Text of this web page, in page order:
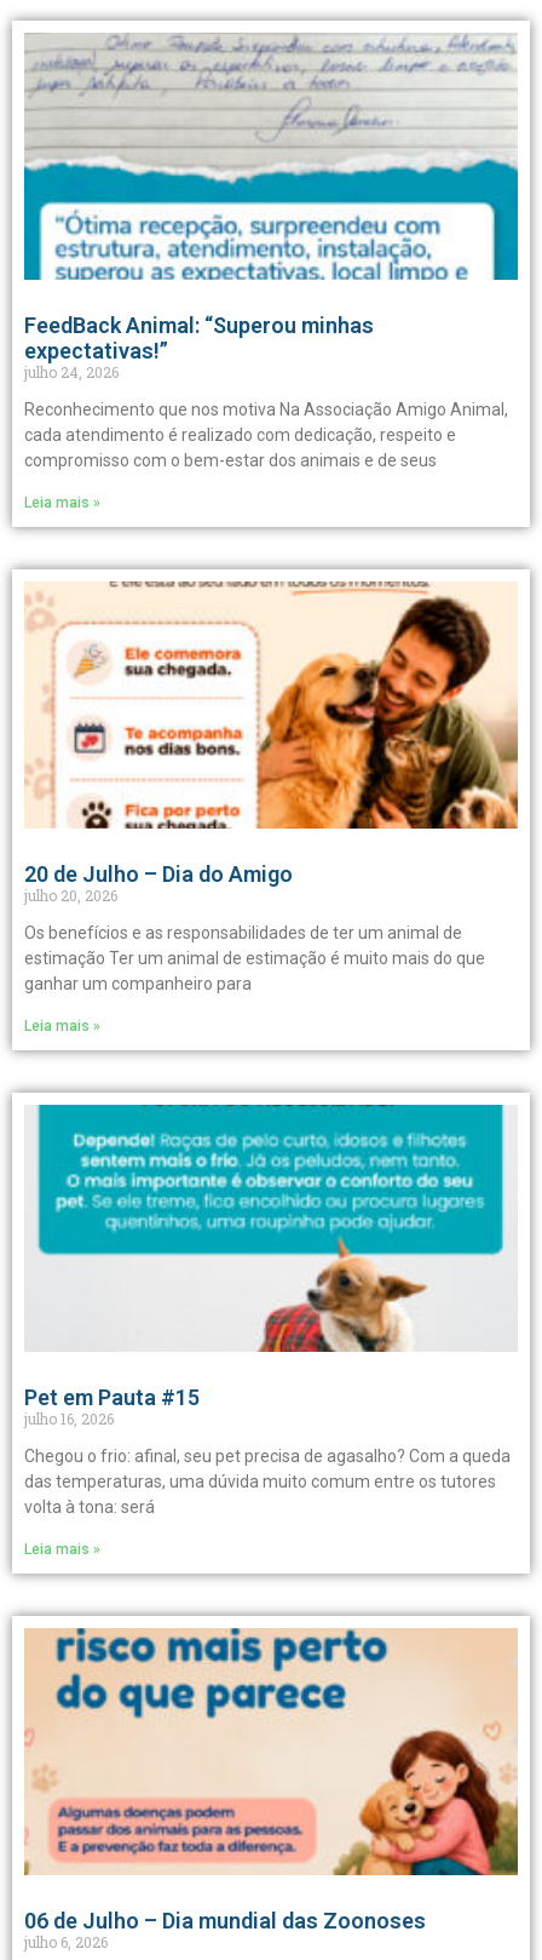
FeedBack Animal: “Superou minhas
expectativas!”
julho 24, 2026
Reconhecimento que nos motiva Na Associação Amigo Animal,
cada atendimento é realizado com dedicação, respeito e
compromisso com o bem-estar dos animais e de seus
Leia mais »
20 de Julho – Dia do Amigo
julho 20, 2026
Os benefícios e as responsabilidades de ter um animal de
estimação Ter um animal de estimação é muito mais do que
ganhar um companheiro para
Leia mais »
Pet em Pauta #15
julho 16, 2026
Chegou o frio: afinal, seu pet precisa de agasalho? Com a queda
das temperaturas, uma dúvida muito comum entre os tutores
volta à tona: será
Leia mais »
06 de Julho – Dia mundial das Zoonoses
julho 6, 2026